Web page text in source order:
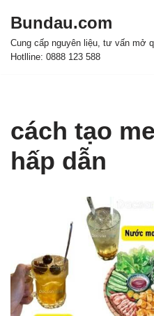
Chuyển
tới
Bundau.com
Cung cấp nguyên liệu, tư vấn mở
Hotlline: 0888 123 588
cách tạo
hấp dẫn